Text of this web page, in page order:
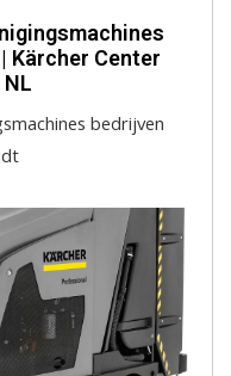
Kärcher Center
bedrijven